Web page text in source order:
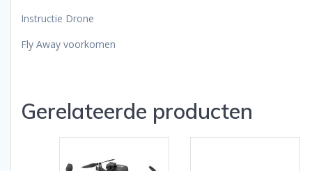
Instructie Drone
Fly Away voorkomen
Gerelateerde producten